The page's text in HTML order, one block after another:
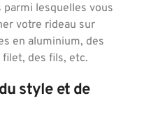
lesquelles vous
votre rideau sur
en aluminium, des
filet, des fils, etc.
style et de